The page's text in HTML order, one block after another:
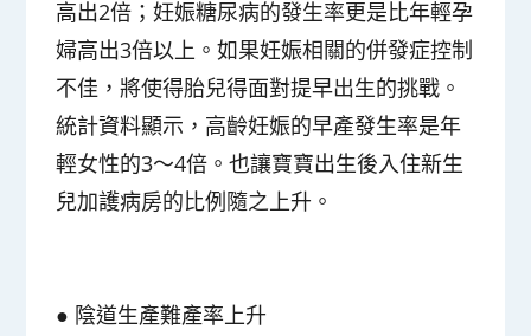
高出2倍；妊娠糖尿病的發生率更是比年輕孕
婦高出3倍以上。如果妊娠相關的併發症控制
不佳，將使得胎兒得面對提早出生的挑戰。
統計資料顯示，高齡妊娠的早產發生率是年
輕女性的3～4倍。也讓寶寶出生後入住新生
兒加護病房的比例隨之上升。
● 陰道生產難產率上升